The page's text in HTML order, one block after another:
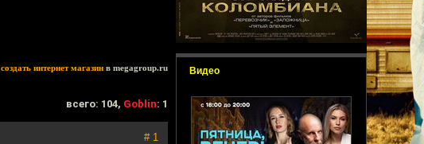
Видео
создать интернет магазин в megagroup.ru
всего: 104, Goblin: 1
# 1